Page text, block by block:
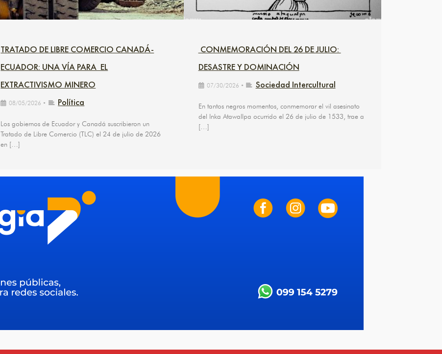
TRATADO DE LIBRE COMERCIO CANADÁ-
ECUADOR: UNA VÍA PARA EL
EXTRACTIVISMO MINERO
08/05/2026 • Política
Los gobiernos de Ecuador y Canadá suscribieron un
Tratado de Libre Comercio (TLC) el 24 de julio de 2026
en […]
CONMEMORACIÓN DEL 26 DE JULIO:
DESASTRE Y DOMINACIÓN
07/30/2026 • Sociedad Intercultural
En tantos negros momentos, conmemorar el vil asesinato
del Inka Atawallpa ocurrido el 26 de julio de 1533, trae a
[…]